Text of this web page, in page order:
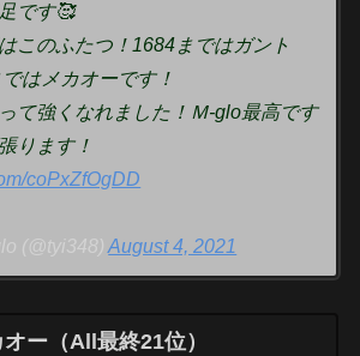
です🥰
このふたつ！1684まではガント
はメカオーです！
て強くなれました！Ｍ-glo最高です
ります！
coPxZfOgDD
(@tyi348)August 4, 2021
ー（All最終21位）